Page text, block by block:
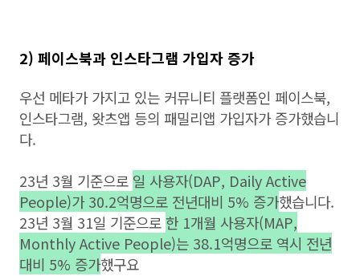
2) 페이스북과 인스타그램 가입자 증가
우선 메타가 가지고 있는 커뮤니티 플랫폼인 페이스북,
인스타그램, 왓츠앱 등의 패밀리앱 가입자가 증가했습니
다.
23년 3월 기준으로 일 사용자(DAP, Daily Active
People)가 30.2억명으로 전년대비 5% 증가했습니다.
23년 3월 31일 기준으로 한 1개월 사용자(MAP,
Monthly Active People)는 38.1억명으로 역시 전년
대비 5% 증가했구요